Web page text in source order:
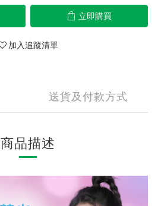
立即購買
加入追蹤清單
送貨及付款方式
商品描述